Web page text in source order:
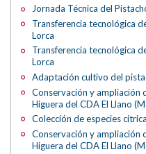
Jornada Técnica del
Transferencia tecnológica
Lorca
Transferencia tecnológica
Lorca
Adaptación cultivo del
Conservación y ampliación
Higuera del CDA El Llano
Colección de especies
Conservación y ampliación
Higuera del CDA El Llano